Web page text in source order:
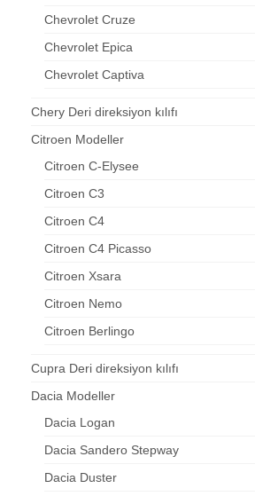
Chevrolet Cruze
Chevrolet Epica
Chevrolet Captiva
Chery Deri direksiyon kılıfı
Citroen Modeller
Citroen C-Elysee
Citroen C3
Citroen C4
Citroen C4 Picasso
Citroen Xsara
Citroen Nemo
Citroen Berlingo
Cupra Deri direksiyon kılıfı
Dacia Modeller
Dacia Logan
Dacia Sandero Stepway
Dacia Duster